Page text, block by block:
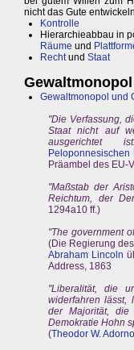
nicht das Gute
Kontrolle
Hierarchieabbau in
Räume und
Rechtund Staat
Gewaltmonopol und
"Die Verfassung,
Staat nicht auf
ausgerichtet
Peloponnesischen
Präambel des EU-
"Maßstab der
Reichtum, der
1294a10 ff.)
"The government
(Die Regierung
Abraham Lincoln
Address, 1863
"Liberalität, die
widerfahren lässt,
der Majorität,
Demokratie Hohn
(Theodor W. Adorno